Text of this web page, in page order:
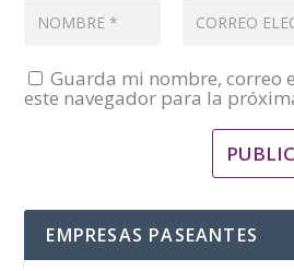
Guarda mi nombre, correo
este navegador para la
EMPRESAS PASEANTES